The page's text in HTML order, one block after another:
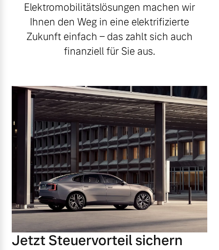
Elektromobilitätslösungen machen wir
Ihnen den Weg in eine elektrifizierte
Zukunft einfach – das zahlt sich auch
finanziell für Sie aus.
Jetzt Steuervorteil sichern